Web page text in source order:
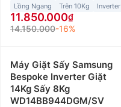
Lồng Ngang Trên 10Kg Inverter
11.850.000
14.150.000-16%
Máy Giặt Sấy Samsung
Bespoke Inverter Giặt
14Kg Sấy 8Kg
WD14BB944DGM/SV